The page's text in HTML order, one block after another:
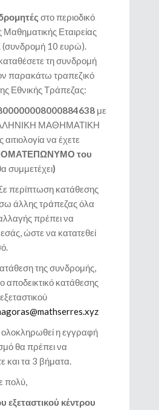
στο περιοδικό
Μαθηματικής Εταιρείας
10 ευρώ).
τη συνδρομή
παρακάτω τραπεζικό
Εθνικής Τράπεζας:
με
ΜΑΘΗΜΑΤΙΚΗ
να έχετε
του
συμμετέχει)
περίπτωση κατάθεσης
άλλης τράπεζας όλα
πρέπει να
ώστε να κατατεθεί
της συνδρομής,
αποδεικτικό κατάθεσης
η εγγραφή
θα πρέπει να
και τα 3 βήματα.
πολύ,
εξεταστικού κέντρου